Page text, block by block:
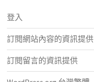
登入
訂閱網站內容的資訊提供
訂閱留言的資訊提供